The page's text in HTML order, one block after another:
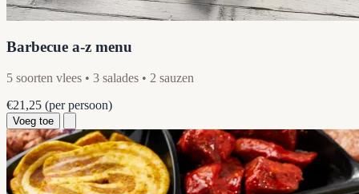
Barbecue a-z menu
5 soorten vlees • 3 salades • 2 sauzen
€21,25 (per persoon)
Voeg toe